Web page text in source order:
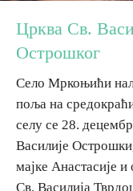
Мапа дестинација
Смјештај
Мултимедија
Црква Св.
Острошког
Село Мркоњићи
поља на
селу се 28.
Василије
мајке Анастасије
Св. Василија